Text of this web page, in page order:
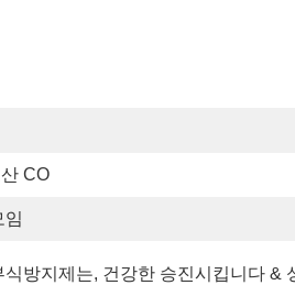
CO
임
식방지제는, 건강한 승진시킵니다 &